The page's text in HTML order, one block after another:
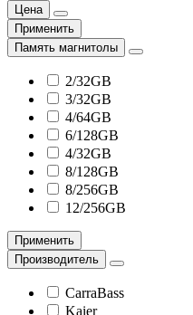
Цена
Применить
Память магнитолы
2/32GB
3/32GB
4/64GB
6/128GB
4/32GB
8/128GB
8/256GB
12/256GB
Применить
Производитель
CarraBass
Kaier